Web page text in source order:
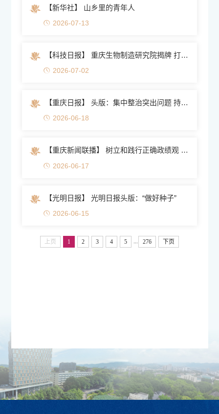
【新华社】 山乡里的青年人
2026-07-13
【科技日报】 重庆生物制造研究院揭牌 打造西部生物...
2026-07-02
【重庆日报】 头版：集中整治突出问题 持续推动整改落实
2026-06-18
【重庆新闻联播】 树立和践行正确政绩观 · 开门问需 精准...
2026-06-17
【光明日报】 光明日报头版：“做好种子”
2026-06-15
上页 1 2 3 4 5 ... 276 下页